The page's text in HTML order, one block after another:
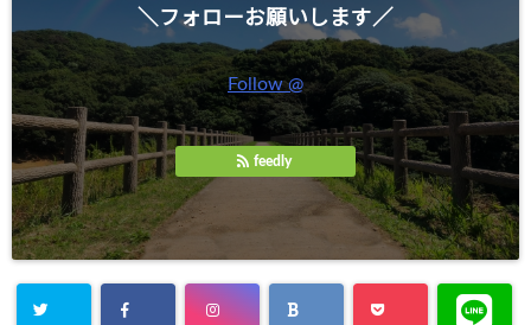
＼フォローお願いします／
Follow @
feedly